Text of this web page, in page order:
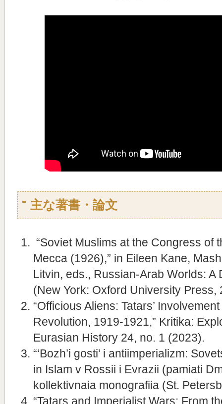
主な著書・論文
“Soviet Muslims at the Congress of
Mecca (1926),” in Eileen Kane,
Litvin, eds., Russian-Arab Worlds: A
(New York: Oxford University Press,
“Officious Aliens: Tatars’
Revolution, 1919-1921,” Kritika:
Eurasian History 24, no. 1 (2023).
“‘Bozh’i gosti’ i antiimperializm:
in Islam v Rossii i Evrazii (pamiati
kollektivnaia monografiia (St.
“Tatars and Imperialist Wars: From